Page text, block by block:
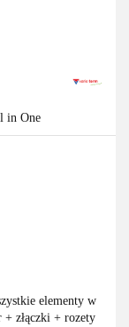
in One
elementy w
+ złączki + rozety